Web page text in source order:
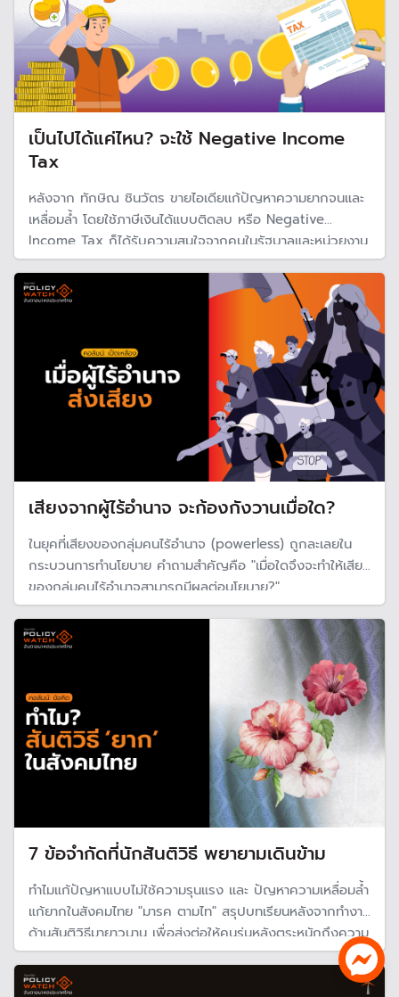
เป็นไปได้แค่ไหน? จะใช้ Negative Income
Tax
หลังจาก ทักษิณ ชินวัตร ขายไอเดียแก้ปัญหาความยากจนและ
เหลื่อมล้ำ โดยใช้ภาษีเงินได้แบบติดลบ หรือ Negative
Income Tax ก็ได้รับความสนใจจากคนในรัฐบาลและหน่วยงาน
ของรัฐบาล แต่ยังไม่มีความคืบหน้าและยังเป็นประเด็นคำถามว่า
หากจะใช้จริงสามารถทำได้แค่ไหน
เสียงจากผู้ไร้อำนาจ จะก้องกังวานเมื่อใด?
ในยุคที่เสียงของกลุ่มคนไร้อำนาจ (powerless) ถูกละเลยใน
กระบวนการทำนโยบาย คำถามสำคัญคือ "เมื่อใดจึงจะทำให้เสียง
ของกลุ่มคนไร้อำนาจสามารถมีผลต่อนโยบาย?"
7 ข้อจำกัดที่นักสันติวิธี พยายามเดินข้าม
ทำไมแก้ปัญหาแบบไม่ใช้ความรุนแรง และ ปัญหาความเหลื่อมล้ำ
แก้ยากในสังคมไทย "มารค ตามไท" สรุปบทเรียนหลังจากทำงาน
ด้านสันติวิธีมายาวนาน เพื่อส่งต่อให้คนรุ่นหลังตระหนักถึงความ
ยากลำบากที่ต้องพูดคุยกับ "อำนาจ"